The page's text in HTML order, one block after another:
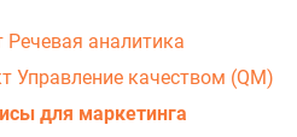
Речевая аналитика
Управление качеством (QM)
для маркетинга